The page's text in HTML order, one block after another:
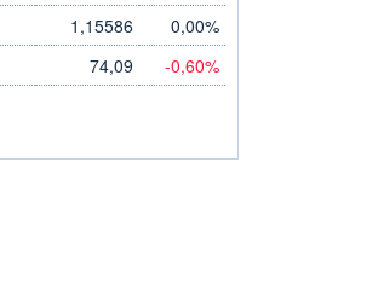
1,15586 0,00%
74,09 -0,60%